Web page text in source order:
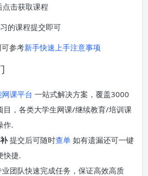
击获取课程
的课程提交即可
参考新手快速上手注意事项
课平台 一站式解决方案，覆盖3000
目，各类大学生网课/继续教育/培训课
作.
提交后可随时查单 如有遗漏还可一键
快捷.
业团队快速完成任务，保证高效高质